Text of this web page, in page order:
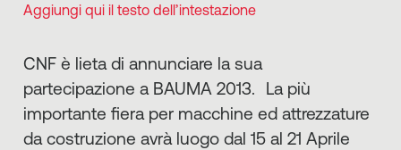
Aggiungi qui il testo dell’intestazione
CNF è lieta di annunciare la sua
partecipazione a BAUMA 2013. La più
importante fiera per macchine ed attrezzature
da costruzione avrà luogo dal 15 al 21 Aprile